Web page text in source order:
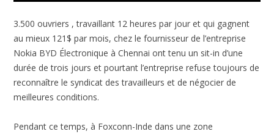
3.500 ouvriers , travaillant 12 heures par jour et qui gagnent
au mieux 121$ par mois, chez le fournisseur de l’entreprise
Nokia BYD Électronique à Chennai ont tenu un sit-in d’une
durée de trois jours et pourtant l’entreprise refuse toujours de
reconnaître le syndicat des travailleurs et de négocier de
meilleures conditions.
Pendant ce temps, à Foxconn-Inde dans une zone